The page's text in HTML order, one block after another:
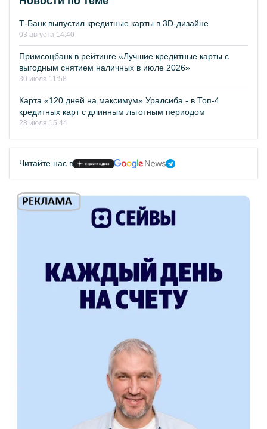
Т-Банк выпустил кредитные карты в 3D-дизайне
03 августа 14:40
Примсоцбанк в рейтинге «Лучшие кредитные карты с
выгодным снятием наличных в июле 2026»
30 июля 11:58
Карта «120 дней на максимум» Уралсиба - в Топ-4
кредитных карт с длинным льготным периодом
28 июля 15:44
Читайте нас в